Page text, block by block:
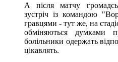
А після матчу
зустріч із командою
гравцями - тут же, на
обміняються думками
болільники одержать
цікавлять.